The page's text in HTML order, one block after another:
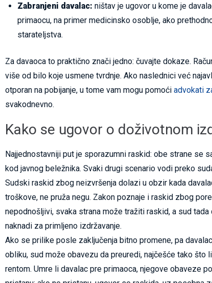
Zabranjeni davalac: ništav je ugovor u kome je
primaocu, na primer medicinsko osoblje, ako
starateljstva.
Za davaoca to praktično znači jedno: čuvajte dokaze.
više od bilo koje usmene tvrdnje. Ako naslednici već
otporan na pobijanje, u tome vam mogu pomoći advokati
svakodnevno.
Kako se ugovor o doživotnom
Najjednostavniji put je sporazumni raskid: obe strane se
kod javnog beležnika. Svaki drugi scenario vodi preko
Sudski raskid zbog neizvršenja dolazi u obzir kada
troškove, ne pruža negu. Zakon poznaje i raskid zbog
nepodnošljivi, svaka strana može tražiti raskid, a sud
naknadi za primljeno izdržavanje.
Ako se prilike posle zaključenja bitno promene, pa
obliku, sud može obavezu da preuredi, najčešće tako što
rentom. Umre li davalac pre primaoca, njegove obaveze